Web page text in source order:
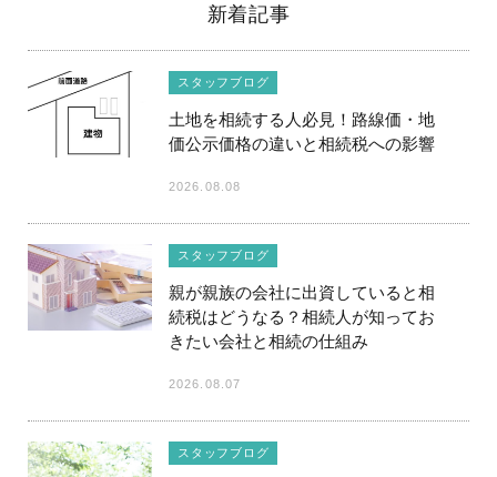
新着記事
スタッフブログ
土地を相続する人必見！路線価・地
価公示価格の違いと相続税への影響
2026.08.08
スタッフブログ
親が親族の会社に出資していると相
続税はどうなる？相続人が知ってお
きたい会社と相続の仕組み
2026.08.07
スタッフブログ